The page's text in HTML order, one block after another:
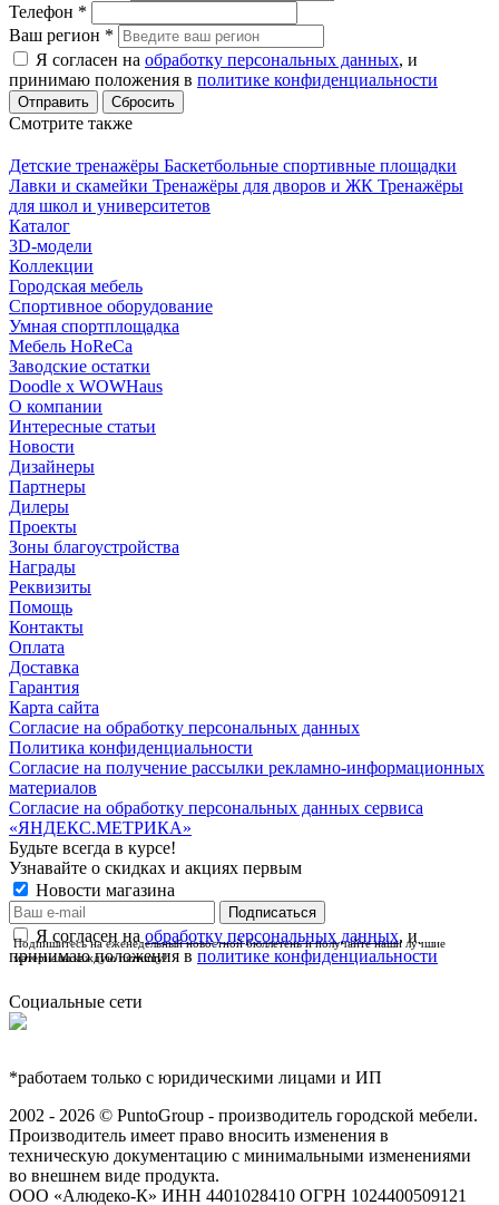
Телефон *
Ваш регион *
Я согласен на обработку персональных данных, и
принимаю положения в политике конфиденциальности
Сбросить
Смотрите также
Детские тренажёры Баскетбольные спортивные площадки
Лавки и скамейки Тренажёры для дворов и ЖК Тренажёры
для школ и университетов
Каталог
3D-модели
Коллекции
Городская мебель
Спортивное оборудование
Умная спортплощадка
Мебель HoReCa
Заводские остатки
Doodle x WOWHaus
О компании
Интересные статьи
Новости
Дизайнеры
Партнеры
Дилеры
Проекты
Зоны благоустройства
Награды
Реквизиты
Помощь
Контакты
Оплата
Доставка
Гарантия
Карта сайта
Согласие на обработку персональных данных
Политика конфиденциальности
Согласие на получение рассылки рекламно-информационных
материалов
Согласие на обработку персональных данных сервиса
«ЯНДЕКС.МЕТРИКА»
Будьте всегда в курсе!
Узнавайте о скидках и акциях первым
Новости магазина
Я согласен на обработку персональных данных, и
принимаю положения в политике конфиденциальности
Подпишитесь на еженедельный новостной бюллетень и получайте наши лучшие
материалы каждую пятницу!
Социальные сети
*работаем только с юридическими лицами и ИП
2002 - 2026 © PuntoGroup - производитель городской мебели.
Производитель имеет право вносить изменения в
техническую документацию с минимальными изменениями
во внешнем виде продукта.
ООО «Алюдеко-К» ИНН 4401028410 ОГРН 1024400509121